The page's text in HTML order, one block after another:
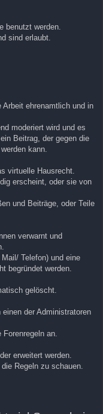
benutzt werden.
sind erlaubt.
Arbeit ehrenamtlich und in
moderiert wird und es
Beitrag, der gegen die
kann.
virtuelle Hausrecht.
erscheint, oder sie von
und Beiträge, oder Teile
verwarnt und
Telefon) und eine
begründet werden.
gelöscht.
der Administratoren
Forenregeln an.
erweitert werden.
Regeln zu schauen.